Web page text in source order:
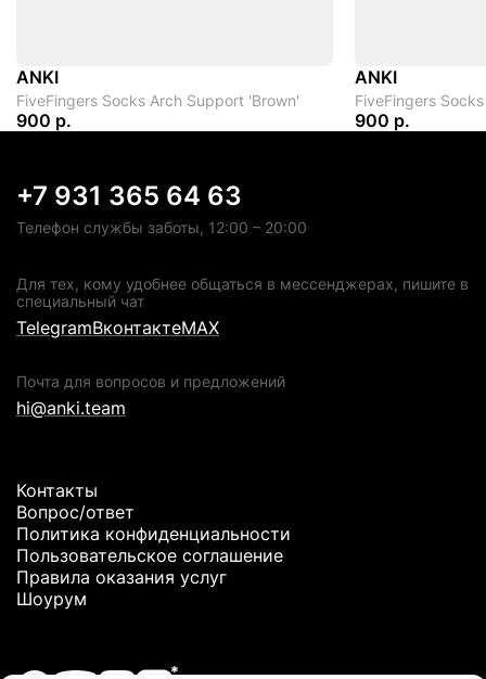
ANKI
FiveFingers Socks Arch Support 'Brown'
900 р.
ANKI
FiveFingers
900 р.
+7 931 365 64 63
Телефон службы заботы, 12:00 – 20:00
Для тех, кому удобнее общаться в мессенджерах, пишите в
специальный чат
TelegramВконтактеMAX
Почта для вопросов и предложений
hi@anki.team
Контакты
Вопрос/ответ
Политика конфиденциальности
Пользовательское соглашение
Правила оказания услуг
Шоурум